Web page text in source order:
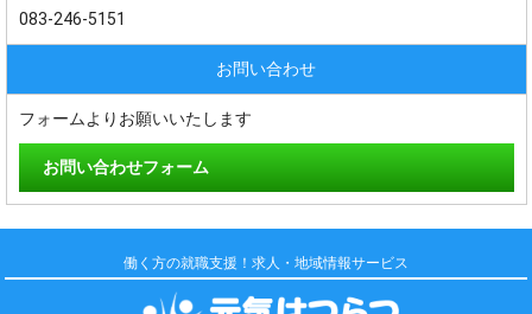
083-246-5151
お問い合わせ
フォームよりお願いいたします
お問い合わせフォーム
働く方の就職支援！求人・地域情報サービス